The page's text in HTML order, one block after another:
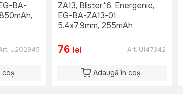
BA-
U202945
coș
ZA13, Blister*6, Energenie,
EG-BA-ZA13-01,
5.4x7.9mm, 255mAh
76 lei Art: U147342
Adaugă în coș